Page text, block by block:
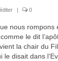
| 0
nous rompons
le dit
la chair du
le disait dans